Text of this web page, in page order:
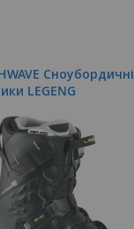
Сноубордичні
LEGENG